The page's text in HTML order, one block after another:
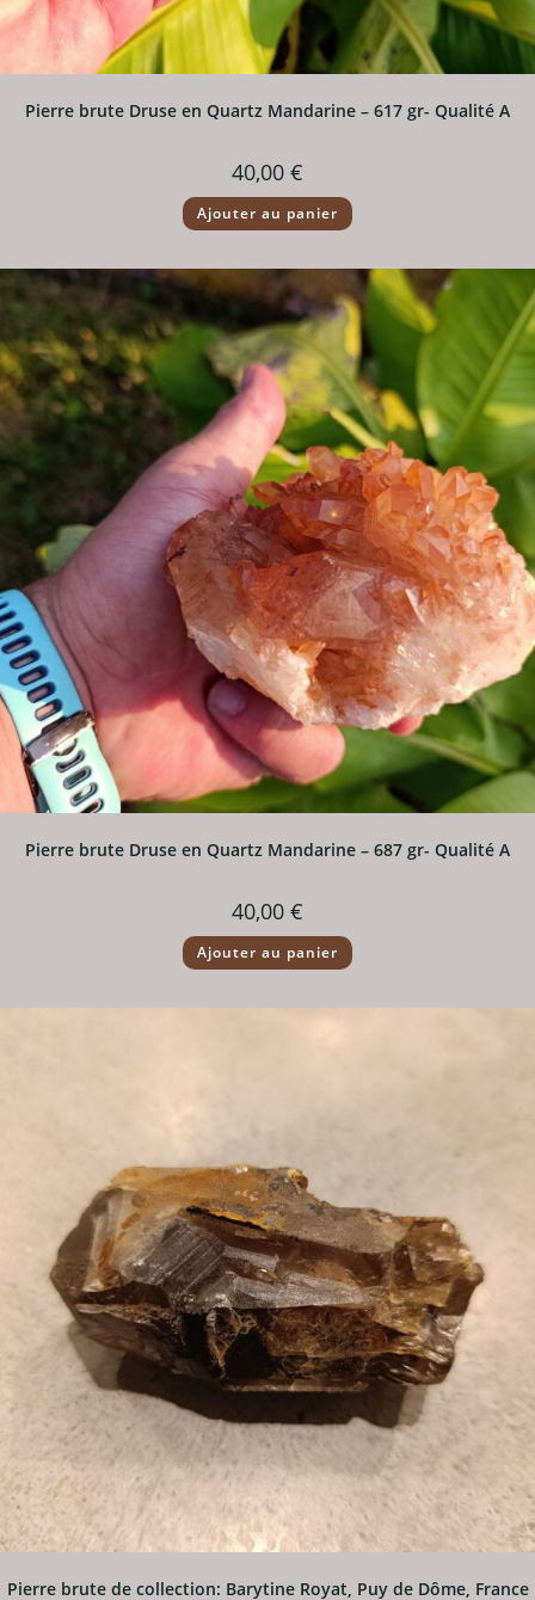
Pierre brute Druse en Quartz Mandarine – 617 gr- Qualité A
40,00 €
Ajouter au panier
Pierre brute Druse en Quartz Mandarine – 687 gr- Qualité A
40,00 €
Ajouter au panier
Pierre brute de collection: Barytine Royat, Puy de Dôme, France